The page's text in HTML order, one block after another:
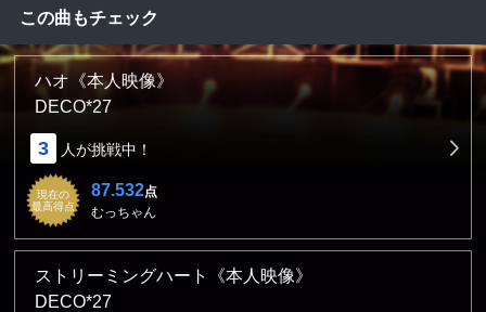
この曲もチェック
ハオ《本人映像》
DECO*27
3 人が挑戦中！
現在の
最高得点
87.532点
むっちゃん
ストリーミングハート《本人映像》
DECO*27